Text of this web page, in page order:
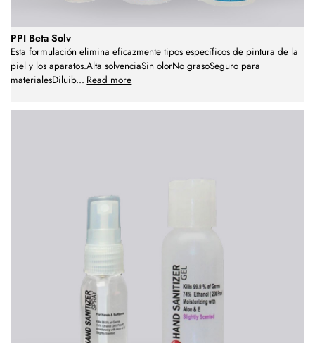
PPI Beta Solv
Esta formulación elimina eficazmente tipos específicos de pintura de la
piel y los aparatos.Alta solvenciaSin olorNo grasoSeguro para
materialesDiluib... Read more